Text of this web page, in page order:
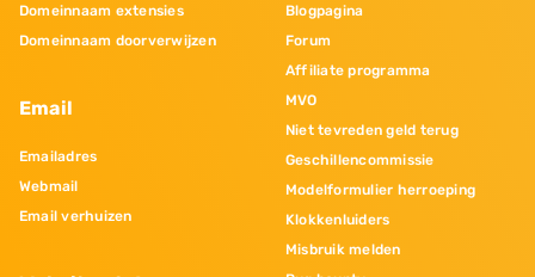
Domeinnaam extensies
Domeinnaam doorverwijzen
Email
Emailadres
Webmail
Email verhuizen
Blogpagina
Forum
Affiliate programma
MVO
Niet tevreden geld terug
Geschillencommissie
Modelformulier herroeping
Klokkenluiders
Misbruik melden